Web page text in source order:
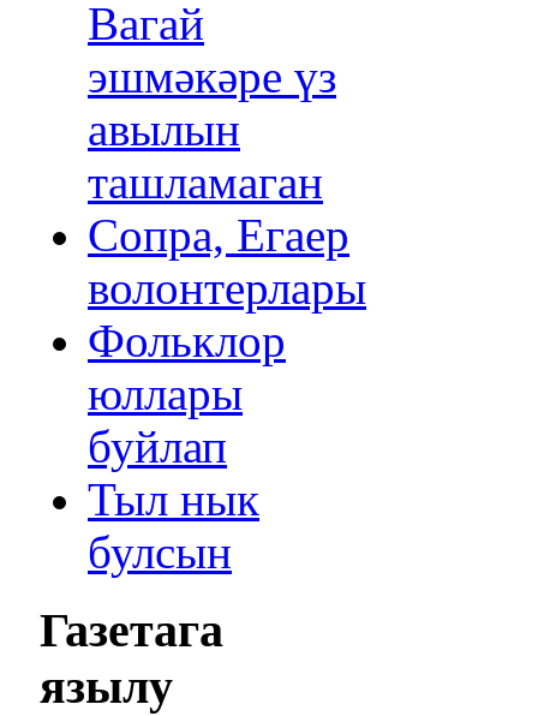
Вагай
эшмәкәре үз
авылын
ташламаган
Сопра, Егаер
волонтерлары
Фольклор
юллары
буйлап
Тыл нык
булсын
Газетага
язылу